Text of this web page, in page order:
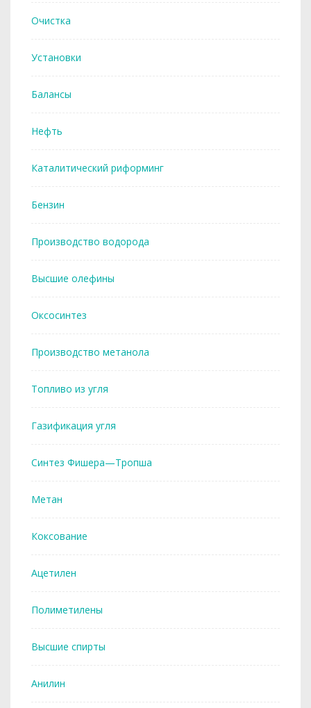
Очистка
Установки
Балансы
Нефть
Каталитический риформинг
Бензин
Производство водорода
Высшие олефины
Оксосинтез
Производство метанола
Топливо из угля
Газификация угля
Синтез Фишера—Тропша
Метан
Коксование
Ацетилен
Полиметилены
Высшие спирты
Анилин